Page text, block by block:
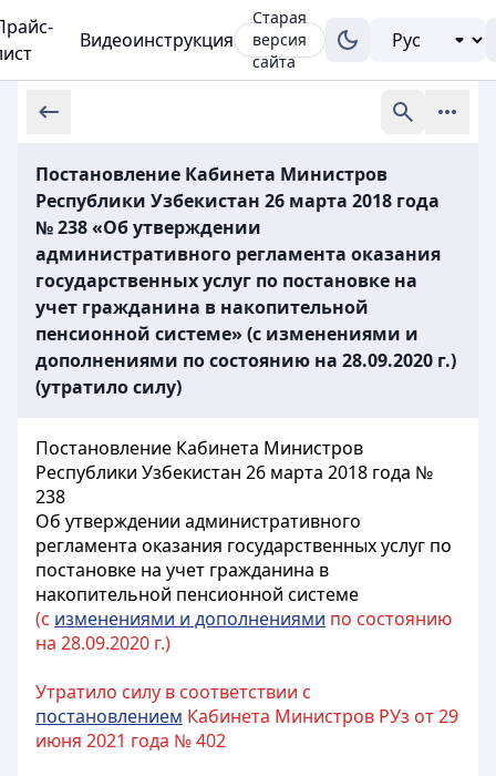
Видеоинструкция
Старая
версия
сайта
Постановление Кабинета Министров
Республики Узбекистан 26 марта 2018 года
№ 238 «Об утверждении
административного регламента оказания
государственных услуг по постановке на
учет гражданина в накопительной
пенсионной системе» (с изменениями и
дополнениями по состоянию на 28.09.2020 г.)
(утратило силу)
Постановление Кабинета Министров
Республики Узбекистан 26 марта 2018 года №
238
Об утверждении административного
регламента оказания государственных услуг по
постановке на учет гражданина в
накопительной пенсионной системе
(с изменениями и дополнениями по состоянию
на 28.09.2020 г.)
Утратило силу в соответствии с
постановлением Кабинета Министров РУз от 29
июня 2021 года № 402